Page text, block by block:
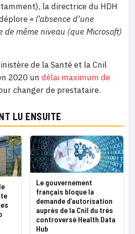
la directrice du HDH
« l’absence d’une
de même niveau (que Microsoft)
de la Santé et la Cnil
2020 un délai maximum de
changer de prestataire.
LU ENSUITE
Le gouvernement
français bloque la
demande d’autorisation
auprès de la Cnil du très
controversé Health Data
Hub